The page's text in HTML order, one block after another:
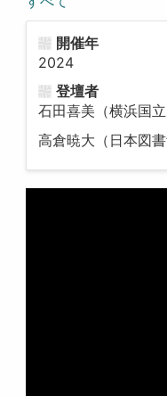
開催年
2024
登壇者
石田喜美（横浜国
高倉暁大（日本図書